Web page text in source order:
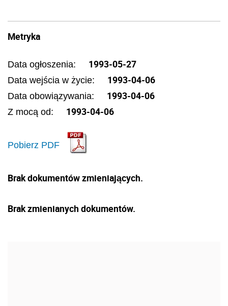
Metryka
Data ogłoszenia: 1993-05-27
Data wejścia w życie: 1993-04-06
Data obowiązywania: 1993-04-06
Z mocą od: 1993-04-06
Pobierz PDF
Brak dokumentów zmieniających.
Brak zmienianych dokumentów.